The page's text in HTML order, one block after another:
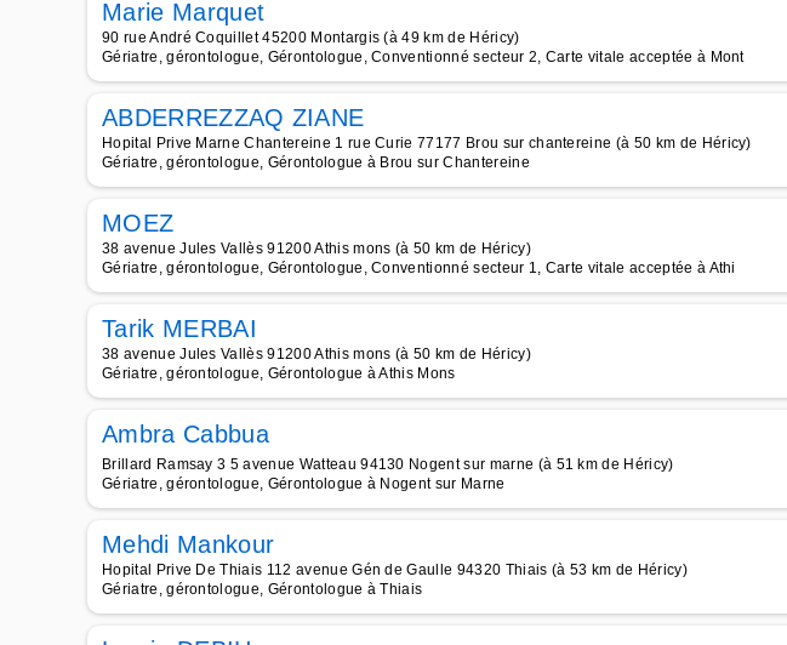
Marie Marquet
90 rue André Coquillet 45200 Montargis (à 49 km de Héricy)
Gériatre, gérontologue, Gérontologue, Conventionné secteur 2, Carte vitale acceptée à Mont
ABDERREZZAQ ZIANE
Hopital Prive Marne Chantereine 1 rue Curie 77177 Brou sur chantereine (à 50 km de Héricy)
Gériatre, gérontologue, Gérontologue à Brou sur Chantereine
MOEZ
38 avenue Jules Vallès 91200 Athis mons (à 50 km de Héricy)
Gériatre, gérontologue, Gérontologue, Conventionné secteur 1, Carte vitale acceptée à Athi
Tarik MERBAI
38 avenue Jules Vallès 91200 Athis mons (à 50 km de Héricy)
Gériatre, gérontologue, Gérontologue à Athis Mons
Ambra Cabbua
Brillard Ramsay 3 5 avenue Watteau 94130 Nogent sur marne (à 51 km de Héricy)
Gériatre, gérontologue, Gérontologue à Nogent sur Marne
Mehdi Mankour
Hopital Prive De Thiais 112 avenue Gén de Gaulle 94320 Thiais (à 53 km de Héricy)
Gériatre, gérontologue, Gérontologue à Thiais